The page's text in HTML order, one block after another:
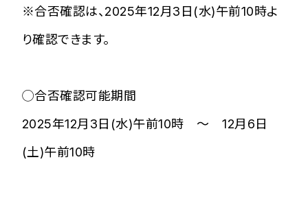
※合否確認は、2025年12月3日(水)午前10時よ
り確認できます。
◯合否確認可能期間
2025年12月3日(水)午前10時 ～ 12月6日
(土)午前10時